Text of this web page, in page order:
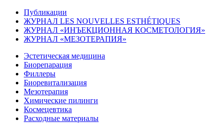
Публикации
ЖУРНАЛ LES NOUVELLES ESTHÉTIQUES
ЖУРНАЛ «ИНЪЕКЦИОННАЯ КОСМЕТОЛОГИЯ»
ЖУРНАЛ «МЕЗОТЕРАПИЯ»
Эстетическая медицина
Биорепарация
Филлеры
Биоревитализация
Мезотерапия
Химические пилинги
Космецевтика
Расходные материалы